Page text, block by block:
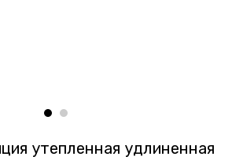
утепленная удлиненная